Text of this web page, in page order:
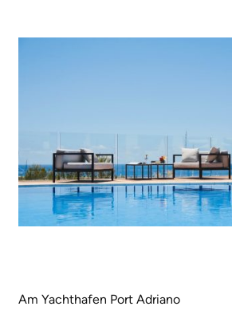
Am Yachthafen Port Adriano